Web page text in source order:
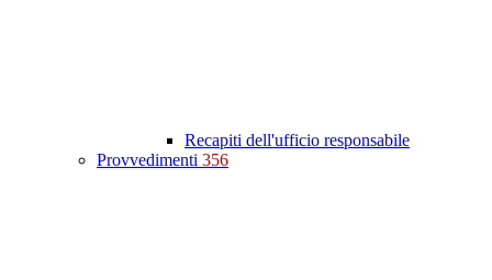
Recapiti dell'ufficio responsabile
Provvedimenti 356